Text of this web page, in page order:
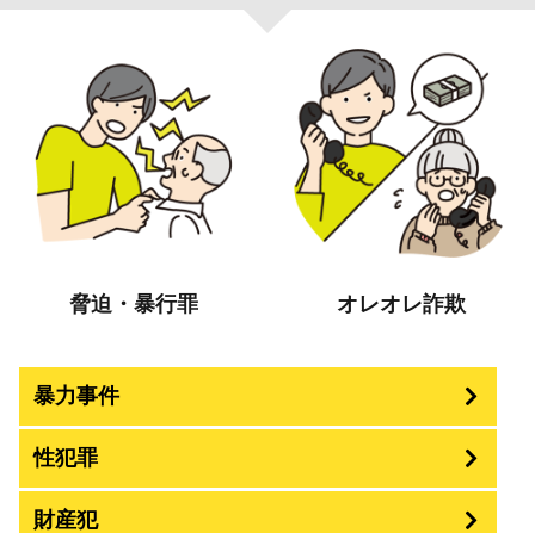
脅迫・暴行罪 オレオレ詐欺
暴力事件
性犯罪
財産犯